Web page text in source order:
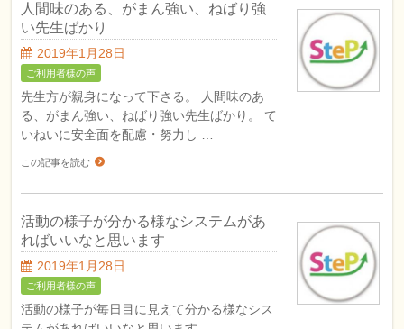
人間味のある、がまん強い、ねばり強
い先生ばかり
2019年1月28日
ご利用者様の声
先生方が親身になって下さる。 人間味のあ
る、がまん強い、ねばり強い先生ばかり。 て
いねいに安全面を配慮・努力し …
この記事を読む
活動の様子が分かる様なシステムがあ
ればいいなと思います
2019年1月28日
ご利用者様の声
活動の様子が毎日目に見えて分かる様なシス